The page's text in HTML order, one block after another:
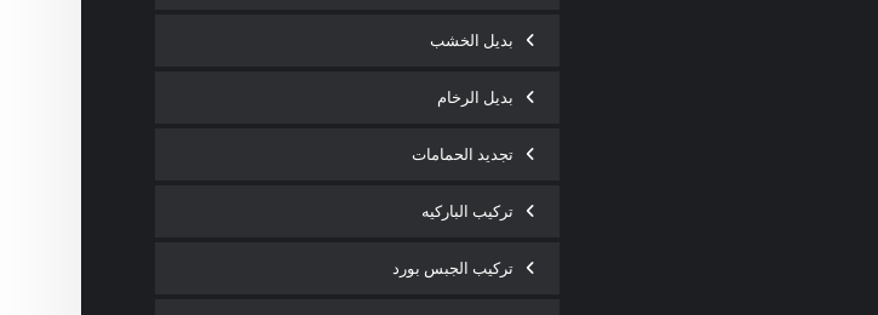
بديل الخشب
بديل الرخام
تجديد الحمامات
تركيب الباركيه
تركيب الجبس بورد